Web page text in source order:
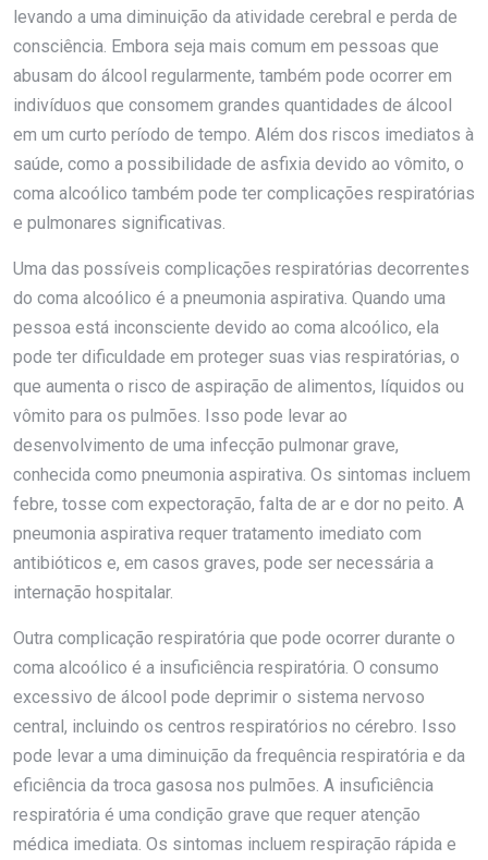
levando a uma diminuição da atividade cerebral e perda de
consciência. Embora seja mais comum em pessoas que
abusam do álcool regularmente, também pode ocorrer em
indivíduos que consomem grandes quantidades de álcool
em um curto período de tempo. Além dos riscos imediatos à
saúde, como a possibilidade de asfixia devido ao vômito, o
coma alcoólico também pode ter complicações respiratórias
e pulmonares significativas.
Uma das possíveis complicações respiratórias decorrentes
do coma alcoólico é a pneumonia aspirativa. Quando uma
pessoa está inconsciente devido ao coma alcoólico, ela
pode ter dificuldade em proteger suas vias respiratórias, o
que aumenta o risco de aspiração de alimentos, líquidos ou
vômito para os pulmões. Isso pode levar ao
desenvolvimento de uma infecção pulmonar grave,
conhecida como pneumonia aspirativa. Os sintomas incluem
febre, tosse com expectoração, falta de ar e dor no peito. A
pneumonia aspirativa requer tratamento imediato com
antibióticos e, em casos graves, pode ser necessária a
internação hospitalar.
Outra complicação respiratória que pode ocorrer durante o
coma alcoólico é a insuficiência respiratória. O consumo
excessivo de álcool pode deprimir o sistema nervoso
central, incluindo os centros respiratórios no cérebro. Isso
pode levar a uma diminuição da frequência respiratória e da
eficiência da troca gasosa nos pulmões. A insuficiência
respiratória é uma condição grave que requer atenção
médica imediata. Os sintomas incluem respiração rápida e